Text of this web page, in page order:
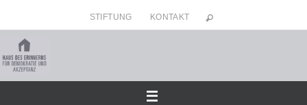
Inhalt
springen
STIFTUNG KONTAKT